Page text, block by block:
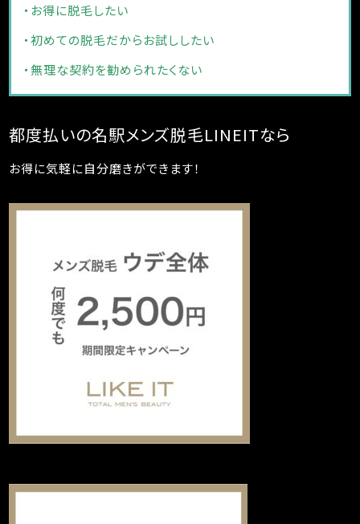
・お得に脱毛したい
・初めての脱毛だからお試ししたい
・無理な契約を勧められたくない
都度払いの名駅メンズ脱毛LINEITなら
お得に気軽に自分磨きができます！